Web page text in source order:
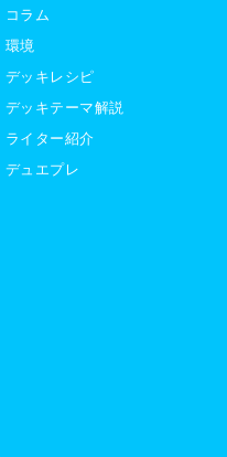
コラム
環境
デッキレシピ
デッキテーマ解説
ライター紹介
デュエプレ